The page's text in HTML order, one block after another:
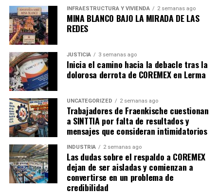
INFRAESTRUCTURA Y VIVIENDA 2 semanas ago
MINA BLANCO BAJO LA MIRADA DE LAS
REDES
JUSTICIA 3 semanas ago
Inicia el camino hacia la debacle tras la
dolorosa derrota de COREMEX en Lerma
UNCATEGORIZED 2 semanas ago
Trabajadores de Fraenkische cuestionan
a SINTTIA por falta de resultados y
mensajes que consideran intimidatorios
INDUSTRIA 2 semanas ago
Las dudas sobre el respaldo a COREMEX
dejan de ser aisladas y comienzan a
convertirse en un problema de
credibilidad